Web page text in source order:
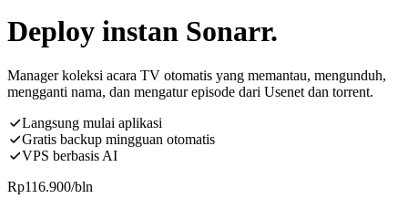
Deploy instan Sonarr.
Manager koleksi acara TV otomatis yang memantau, mengunduh,
mengganti nama, dan mengatur episode dari Usenet dan torrent.
Langsung mulai aplikasi
Gratis backup mingguan otomatis
VPS berbasis AI
Rp116.900/bln